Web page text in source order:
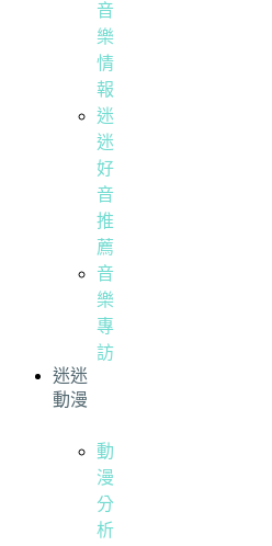
音
樂
情
報
迷
迷
好
音
推
薦
音
樂
專
訪
迷迷
動漫
動
漫
分
析